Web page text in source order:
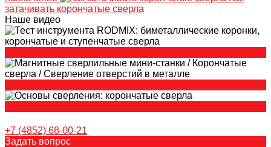
затачивать корончатые сверла
Наше видео
+7 (4852) 68-00-21
Задать вопрос